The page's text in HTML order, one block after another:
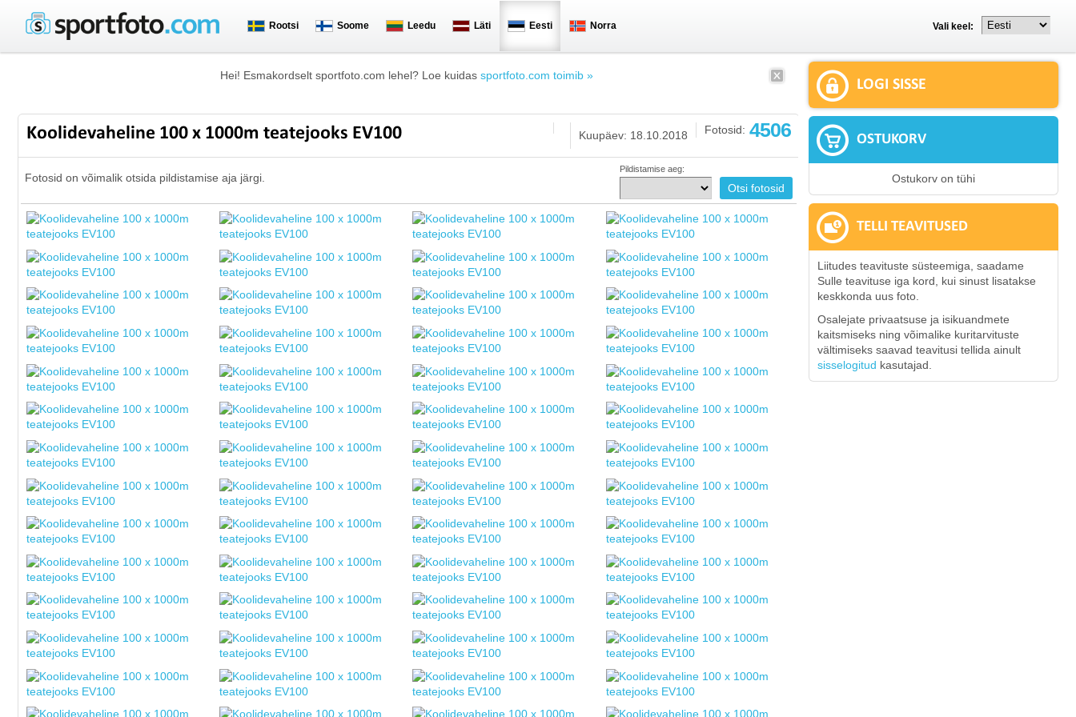
Rootsi Soome Leedu Läti Eesti Norra Vali keel:
Hei! Esmakordselt sportfoto.com lehel? Loe kuidas sportfoto.com toimib »
Koolidevaheline 100 x 1000m teatejooks EV100 Fotosid: 4506
Kuupäev: 18.10.2018
Fotosid on võimalik otsida pildistamise aja järgi.
Pildistamise aeg:
LOGI SISSE
OSTUKORV
Ostukorv on tühi
TELLI TEAVITUSED
Liitudes teavituste süsteemiga, saadame
Sulle teavituse iga kord, kui sinust lisatakse
keskkonda uus foto.
Osalejate privaatsuse ja isikuandmete
kaitsmiseks ning võimalike kuritarvituste
vältimiseks saavad teavitusi tellida ainult
sisselogitud kasutajad.